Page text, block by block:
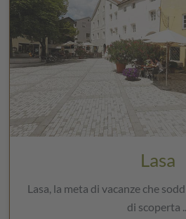
Lasa
Lasa, la meta di vacanze che
di scoperta